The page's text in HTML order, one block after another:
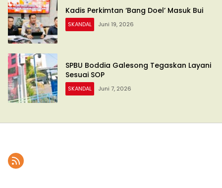
Kadis Perkimtan ‘Bang Doel’ Masuk Bui
SKANDAL Juni 19, 2026
SPBU Boddia Galesong Tegaskan Layani
Sesuai SOP
SKANDAL Juni 7, 2026